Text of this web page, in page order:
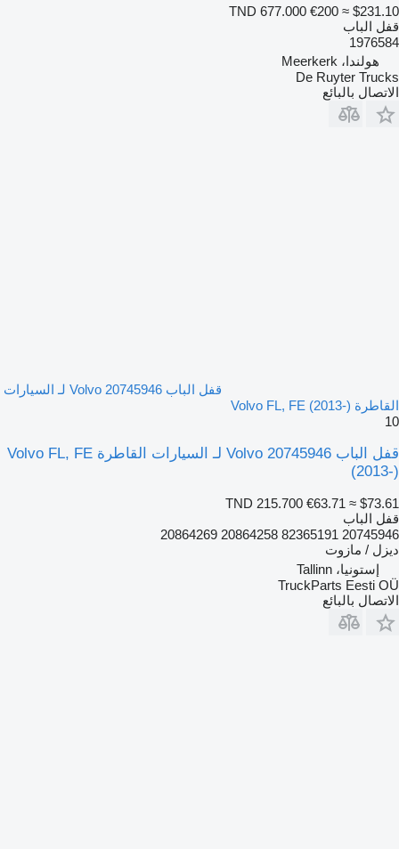
TND 677.000 €200 ≈ $231.10
قفل الباب
1976584
هولندا، Meerkerk
De Ruyter Trucks
الاتصال بالبائع
قفل الباب Volvo 20745946 لـ السيارات
القاطرة Volvo FL, FE (2013-)
10
قفل الباب Volvo 20745946 لـ السيارات القاطرة Volvo FL, FE
(2013-)
TND 215.700 €63.71 ≈ $73.61
قفل الباب
20745946 82365191 20864258 20864269
ديزل / مازوت
إستونيا، Tallinn
TruckParts Eesti OÜ
الاتصال بالبائع